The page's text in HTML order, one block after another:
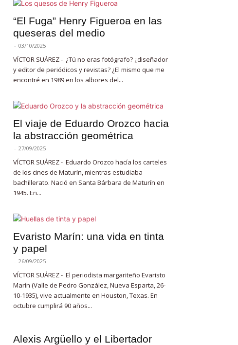
“El Fuga” Henry Figueroa en las
queseras del medio
- 03/10/2025
VÍCTOR SUÁREZ - ¿Tú no eras fotógrafo? ¿diseñador
y editor de periódicos y revistas? ¿El mismo que me
encontré en 1989 en los albores del...
El viaje de Eduardo Orozco hacia
la abstracción geométrica
- 27/09/2025
VÍCTOR SUÁREZ - Eduardo Orozco hacía los carteles
de los cines de Maturín, mientras estudiaba
bachillerato. Nació en Santa Bárbara de Maturín en
1945. En...
Evaristo Marín: una vida en tinta
y papel
- 26/09/2025
VÍCTOR SUÁREZ - El periodista margariteño Evaristo
Marín (Valle de Pedro González, Nueva Esparta, 26-
10-1935), vive actualmente en Houston, Texas. En
octubre cumplirá 90 años...
Alexis Argüello y el Libertador